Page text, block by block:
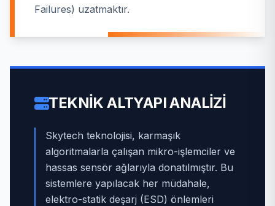
Failures) uzatmaktır.
TEKNIK ALTYAPI ANALIZI
Skytech teknolojisi, karmaşık
algoritmalarla çalışan mikro-işlemciler ve
hassas sensör ağlarıyla donatılmıştır. Bu
sistemlere yapılacak her müdahale,
elektro-statik deşarj (ESD) önlemleri